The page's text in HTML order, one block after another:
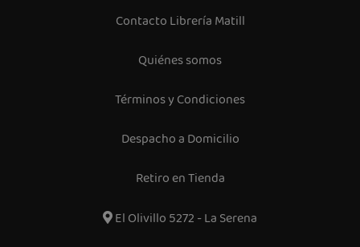
Contacto Librería Matill
Quiénes somos
Términos y Condiciones
Despacho a Domicilio
Retiro en Tienda
El Olivillo 5272 - La Serena